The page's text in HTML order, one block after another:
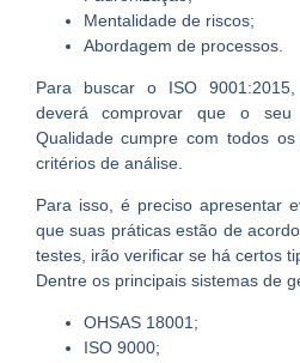
Mentalidade de riscos;
Abordagem de processos.
Para buscar o ISO
deverá comprovar que o
Qualidade cumpre com todos os
critérios de análise.
Para isso, é preciso apresentar
que suas práticas estão de
testes, irão verificar se há certos
Dentre os principais sistemas de
OHSAS 18001;
ISO 9000;